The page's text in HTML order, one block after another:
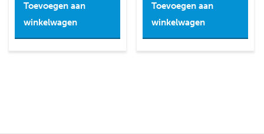
Toevoegen aan
winkelwagen
Toevoegen aan
winkelwagen